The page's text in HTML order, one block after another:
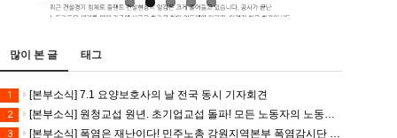
많이 본 글 태그
1 [본부소식] 7.1 요양보호사의 날 전국 동시 기자회견
2 [본부소식] 원청교섭 원년. 초기업교섭 돌파! 모든 노동자의 노동기본권 쟁취! 민주노총 7.15 총파업대회
3 [본부소식] 폭염은 재난이다! 민주노총 강원지역본부 폭염감시단 선포 기자회견